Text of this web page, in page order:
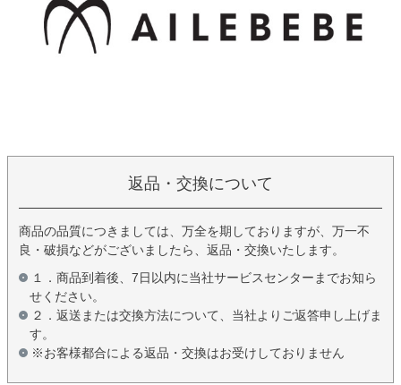
返品・交換について
商品の品質につきましては、万全を期しておりますが、万一不
良・破損などがございましたら、返品・交換いたします。
１．商品到着後、7日以内に当社サービスセンターまでお知ら
せください。
２．返送または交換方法について、当社よりご返答申し上げま
す。
※お客様都合による返品・交換はお受けしておりません